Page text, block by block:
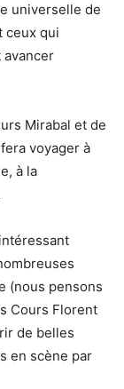
universelle de
ceux qui
Mirabal et de
voyager à
à la
(nous pensons
Cours Florent
de belles
en scène par